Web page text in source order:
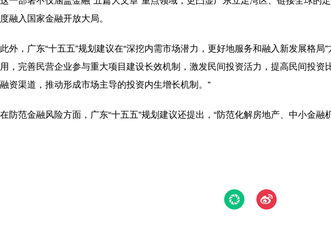
度融入国家金融开放大局。
此外，广东“十五五”规划建议在“深挖内需市场潜力，更好地服务和融入新发展格局
用，完善民营企业参与重大项目建设长效机制，激发民间投资活力，提高民间投资
融资渠道，推动形成市场主导的投资内生增长机制。”
在防范金融风险方面，广东“十五五”规划建议还提出，“防范化解房地产、中小金融